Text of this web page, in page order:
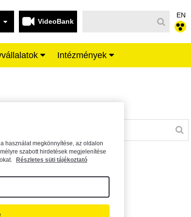
VideoBank
EN
Intézmények
a mezőbe.
használat megkönnyítése, az oldalon
szabott hirdetések megjelenítése
Részletes süti tájékoztató